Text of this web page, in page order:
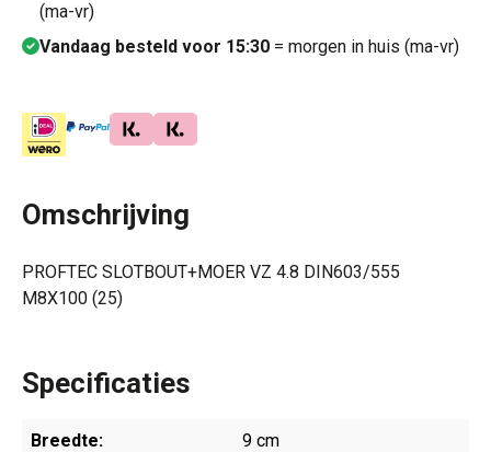
(ma-vr)
Vandaag besteld voor 15:30 = morgen in huis (ma-vr)
Omschrijving
PROFTEC SLOTBOUT+MOER VZ 4.8 DIN603/555
M8X100 (25)
Specificaties
Breedte: 9 cm